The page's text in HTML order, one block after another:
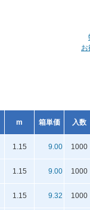
お
m 箱単価 入数
1.15 9.00 1000
1.15 9.00 1000
1.15 9.32 1000